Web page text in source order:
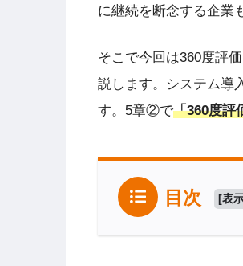
に継続を断念する企業
そこで今回は360度評
説します。システム導
す。5章②で「360度評
目次 [表